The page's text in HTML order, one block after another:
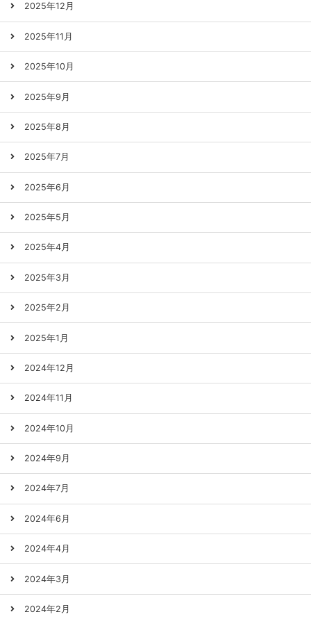
2025年12月
2025年11月
2025年10月
2025年9月
2025年8月
2025年7月
2025年6月
2025年5月
2025年4月
2025年3月
2025年2月
2025年1月
2024年12月
2024年11月
2024年10月
2024年9月
2024年7月
2024年6月
2024年4月
2024年3月
2024年2月